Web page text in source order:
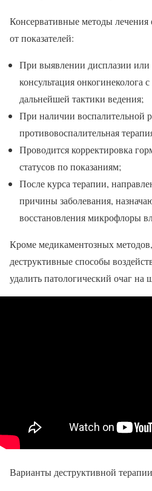
Консервативные методы лечения
от показателей:
При выявлении дисплазии или
консультация онкогинеколога
дальнейшей тактики ведения;
При наличии воспалительной
противовоспалительная
Проводится корректировка
статусов по показаниям;
После курса терапии,
причины заболевания,
восстановления микрофлоры
Кроме медикаментозных
деструктивные способы
удалить патологический очаг на
Варианты деструктивной